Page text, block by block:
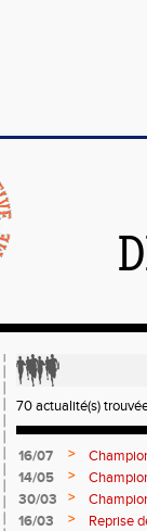
70 actualité(s)
16/07 >
14/05
>
30/03
>
16/03
>
Reprise